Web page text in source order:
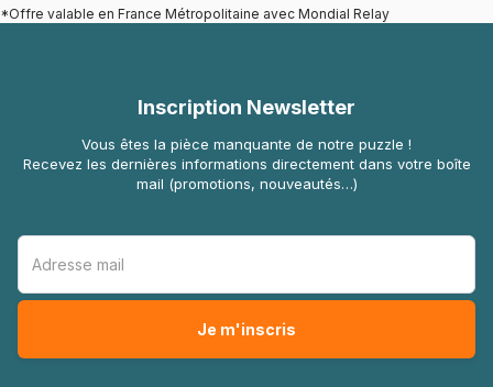
*Offre valable en France Métropolitaine avec Mondial Relay
Inscription Newsletter
Vous êtes la pièce manquante de notre puzzle !
Recevez les dernières informations directement dans votre boîte
mail (promotions, nouveautés…)